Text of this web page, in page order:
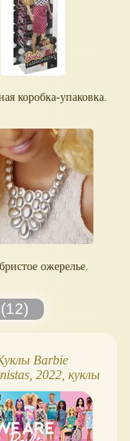
коробка-упаковка.
ожерелье.
Barbie
2022, куклы
включительно